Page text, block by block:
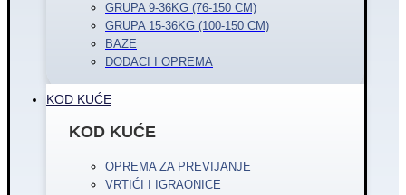
GRUPA 9-36KG (76-150 CM)
GRUPA 15-36KG (100-150 CM)
BAZE
DODACI I OPREMA
KOD KUĆE
KOD KUĆE
OPREMA ZA PREVIJANJE
VRTIĆI I IGRAONICE